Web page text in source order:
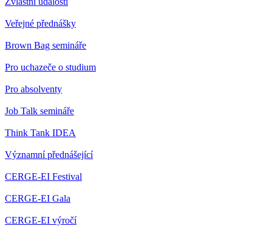
Veřejné přednášky
Brown Bag semináře
Pro uchazeče o studium
Pro absolventy
Job Talk semináře
Think Tank IDEA
Významní přednášející
CERGE-EI Festival
CERGE-EI Gala
CERGE-EI výročí